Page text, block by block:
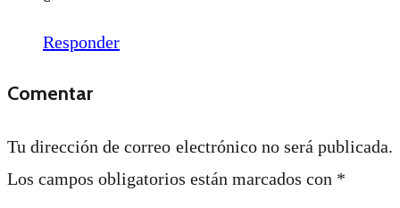
Responder
Comentar
Tu dirección de correo electrónico no será publicada.
Los campos obligatorios están marcados con *